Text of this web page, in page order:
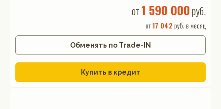
от1 590 000руб.
от17 042 руб. в месяц
Обменять по Trade-IN
Купить в кредит